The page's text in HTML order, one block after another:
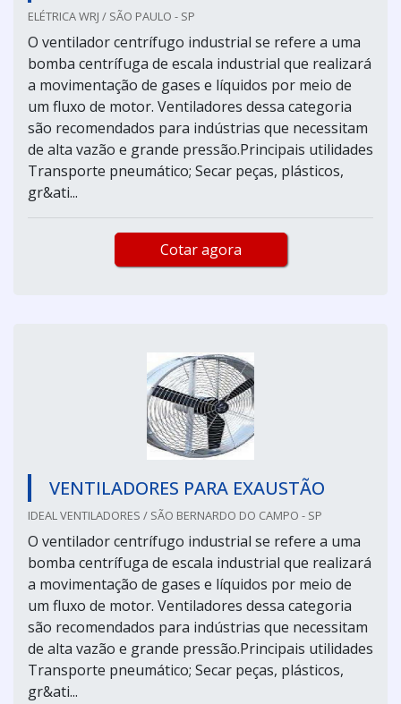
ELÉTRICA WRJ / SÃO PAULO - SP
O ventilador centrífugo industrial se refere a uma
bomba centrífuga de escala industrial que realizará
a movimentação de gases e líquidos por meio de
um fluxo de motor. Ventiladores dessa categoria
são recomendados para indústrias que necessitam
de alta vazão e grande pressão.Principais utilidades
Transporte pneumático; Secar peças, plásticos,
gr&ati...
Cotar agora
VENTILADORES PARA EXAUSTÃO
IDEAL VENTILADORES / SÃO BERNARDO DO CAMPO - SP
O ventilador centrífugo industrial se refere a uma
bomba centrífuga de escala industrial que realizará
a movimentação de gases e líquidos por meio de
um fluxo de motor. Ventiladores dessa categoria
são recomendados para indústrias que necessitam
de alta vazão e grande pressão.Principais utilidades
Transporte pneumático; Secar peças, plásticos,
gr&ati...